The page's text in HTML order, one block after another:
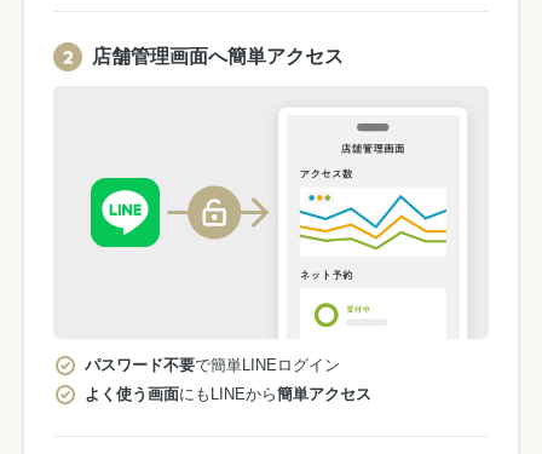
店舗管理画面へ簡単アクセス
パスワード不要で簡単LINEログイン
よく使う画面にもLINEから簡単アクセス